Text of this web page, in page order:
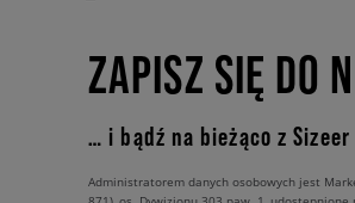
ZAPISZ SIĘ DO
… i bądź na bieżąco z Sizeer
Administratorem danych osobowych jest